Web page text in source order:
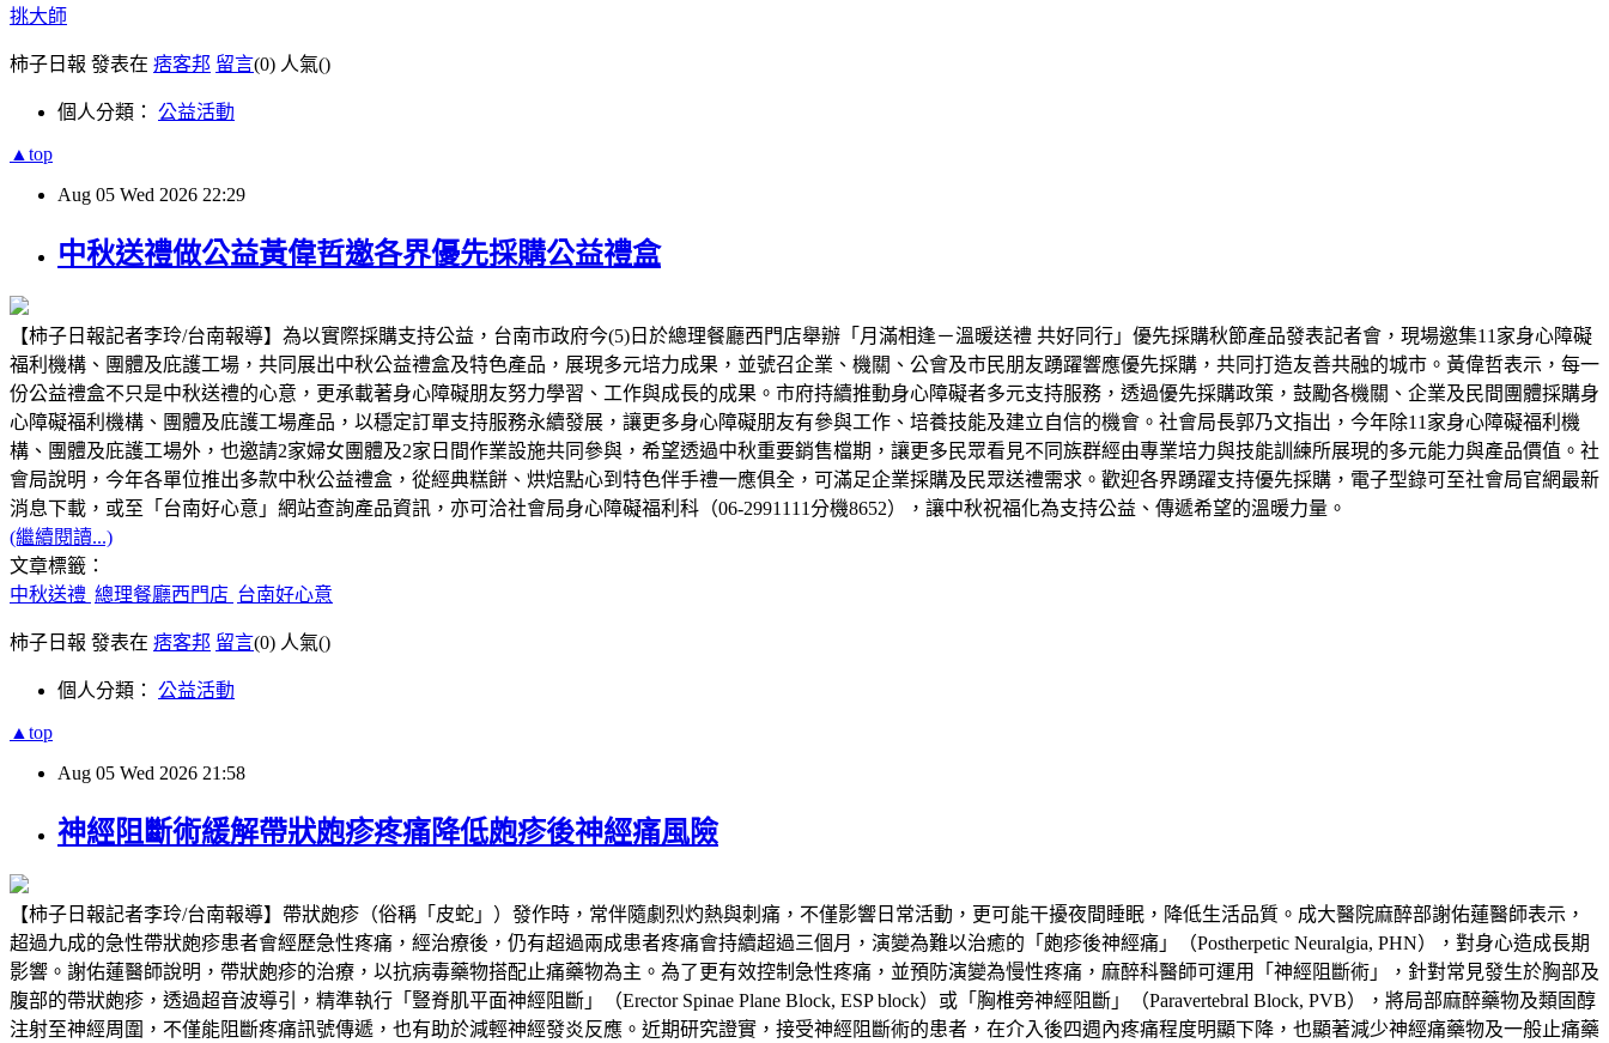
挑大師
柿子日報 發表在 痞客邦 留言(0) 人氣()
個人分類： 公益活動
▲top
Aug 05 Wed 2026 22:29
中秋送禮做公益黃偉哲邀各界優先採購公益禮盒
【柿子日報記者李玲/台南報導】為以實際採購支持公益，台南市政府今(5)日於總理餐廳西門店舉辦「月滿相逢－溫暖送禮 共好同行」優先採購秋節產品發表記者會，現場邀集11家身心障礙
福利機構、團體及庇護工場，共同展出中秋公益禮盒及特色產品，展現多元培力成果，並號召企業、機關、公會及市民朋友踴躍響應優先採購，共同打造友善共融的城市。黃偉哲表示，每一
份公益禮盒不只是中秋送禮的心意，更承載著身心障礙朋友努力學習、工作與成長的成果。市府持續推動身心障礙者多元支持服務，透過優先採購政策，鼓勵各機關、企業及民間團體採購身
心障礙福利機構、團體及庇護工場產品，以穩定訂單支持服務永續發展，讓更多身心障礙朋友有參與工作、培養技能及建立自信的機會。社會局長郭乃文指出，今年除11家身心障礙福利機
構、團體及庇護工場外，也邀請2家婦女團體及2家日間作業設施共同參與，希望透過中秋重要銷售檔期，讓更多民眾看見不同族群經由專業培力與技能訓練所展現的多元能力與產品價值。社
會局說明，今年各單位推出多款中秋公益禮盒，從經典糕餅、烘焙點心到特色伴手禮一應俱全，可滿足企業採購及民眾送禮需求。歡迎各界踴躍支持優先採購，電子型錄可至社會局官網最新
消息下載，或至「台南好心意」網站查詢產品資訊，亦可洽社會局身心障礙福利科（06-2991111分機8652），讓中秋祝福化為支持公益、傳遞希望的溫暖力量。
(繼續閱讀...)
文章標籤：
中秋送禮 總理餐廳西門店 台南好心意
柿子日報 發表在 痞客邦 留言(0) 人氣()
個人分類： 公益活動
▲top
Aug 05 Wed 2026 21:58
神經阻斷術緩解帶狀皰疹疼痛降低皰疹後神經痛風險
【柿子日報記者李玲/台南報導】帶狀皰疹（俗稱「皮蛇」）發作時，常伴隨劇烈灼熱與刺痛，不僅影響日常活動，更可能干擾夜間睡眠，降低生活品質。成大醫院麻醉部謝佑蓮醫師表示，
超過九成的急性帶狀皰疹患者會經歷急性疼痛，經治療後，仍有超過兩成患者疼痛會持續超過三個月，演變為難以治癒的「皰疹後神經痛」（Postherpetic Neuralgia, PHN），對身心造成長期
影響。謝佑蓮醫師說明，帶狀皰疹的治療，以抗病毒藥物搭配止痛藥物為主。為了更有效控制急性疼痛，並預防演變為慢性疼痛，麻醉科醫師可運用「神經阻斷術」，針對常見發生於胸部及
腹部的帶狀皰疹，透過超音波導引，精準執行「豎脊肌平面神經阻斷」（Erector Spinae Plane Block, ESP block）或「胸椎旁神經阻斷」（Paravertebral Block, PVB），將局部麻醉藥物及類固醇
注射至神經周圍，不僅能阻斷疼痛訊號傳遞，也有助於減輕神經發炎反應。近期研究證實，接受神經阻斷術的患者，在介入後四週內疼痛程度明顯下降，也顯著減少神經痛藥物及一般止痛藥